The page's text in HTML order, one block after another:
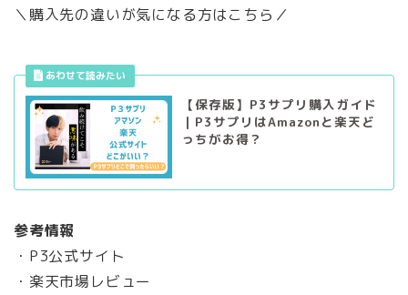
＼購入先の違いが気になる方はこちら／
【保存版】P3サプリ購入ガイド
｜P3サプリはAmazonと楽天ど
っちがお得？
参考情報
・P3公式サイト
・楽天市場レビュー